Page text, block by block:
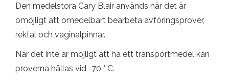
Den medelstora Cary Blair används när det är
omöjligt att omedelbart bearbeta avföringsprover,
rektal och vaginalpinnar.
När det inte är möjligt att ha ett transportmedel kan
proverna hållas vid -70 ° C.